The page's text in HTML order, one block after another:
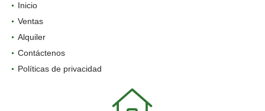
Inicio
Ventas
Alquiler
Contáctenos
Políticas de privacidad